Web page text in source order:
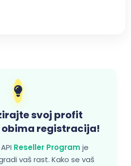
svoj profit
registracija!
Reseller Program je
vaš rast. Kako se vaš